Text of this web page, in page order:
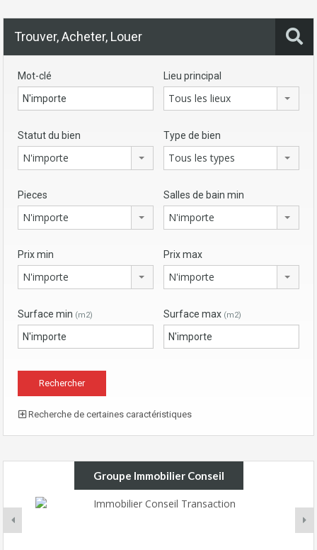
Trouver, Acheter, Louer
Mot-clé Lieu principal
Tous les lieux
Statut du bien
N'importe
Type de bien
Tous les types
Pieces
N'importe
Salles de bain min
N'importe
Prix min
N'importe
Prix max
N'importe
Surface min (m2) Surface max (m2)
Recherche de certaines caractéristiques
Groupe Immobilier Conseil